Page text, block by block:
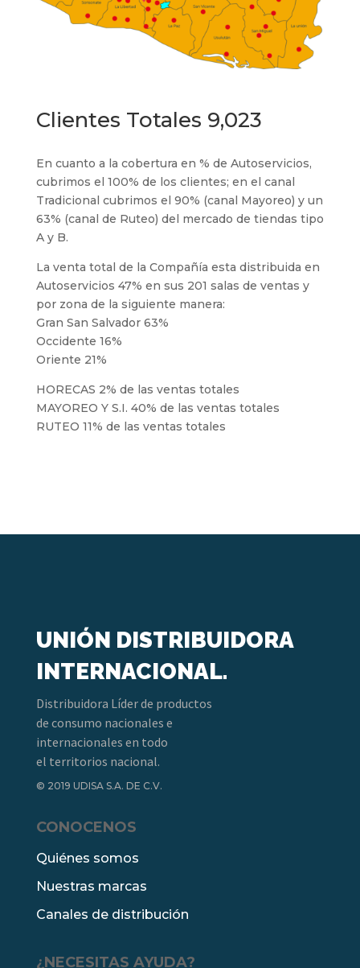
Clientes Totales 9,023
En cuanto a la cobertura en % de Autoservicios,
cubrimos el 100% de los clientes; en el canal
Tradicional cubrimos el 90% (canal Mayoreo) y un
63% (canal de Ruteo) del mercado de tiendas tipo
A y B.
La venta total de la Compañía esta distribuida en
Autoservicios 47% en sus 201 salas de ventas y
por zona de la siguiente manera:
Gran San Salvador 63%
Occidente 16%
Oriente 21%
HORECAS 2% de las ventas totales
MAYOREO Y S.I. 40% de las ventas totales
RUTEO 11% de las ventas totales
UNIÓN DISTRIBUIDORA
INTERNACIONAL.
Distribuidora Líder de productos
de consumo nacionales e
internacionales en todo
el territorios nacional.
© 2019 UDISA S.A. DE C.V.
CONOCENOS
Quiénes somos
Nuestras marcas
Canales de distribución
¿NECESITAS AYUDA?